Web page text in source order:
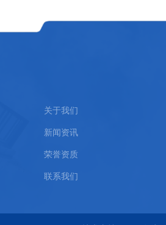
关于我们
新闻资讯
荣誉资质
联系我们